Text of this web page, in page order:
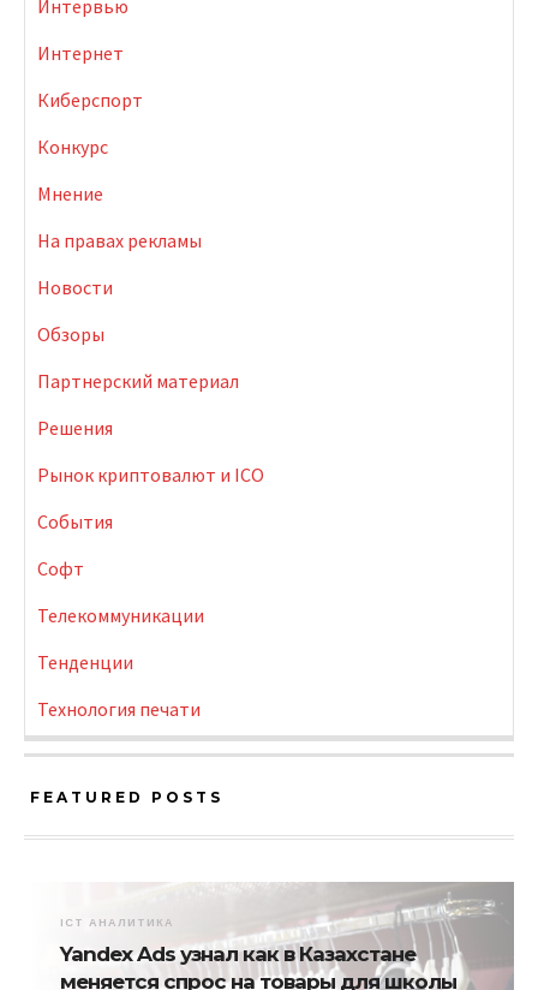
Интервью
Интернет
Киберспорт
Конкурс
Мнение
На правах рекламы
Новости
Обзоры
Партнерский материал
Решения
Рынок криптовалют и ICO
События
Софт
Телекоммуникации
Тенденции
Технология печати
FEATURED POSTS
ICT АНАЛИТИКА
Yandex Ads узнал как в Казахстане
меняется спрос на товары для школы